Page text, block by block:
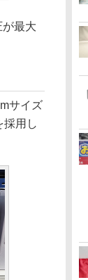
最大
サイズ
採用し